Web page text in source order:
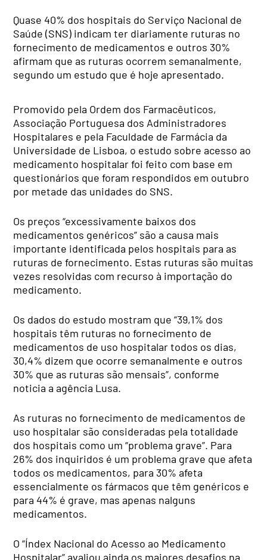
Quase 40% dos hospitais do Serviço Nacional de
Saúde (SNS) indicam ter diariamente ruturas no
fornecimento de medicamentos e outros 30%
afirmam que as ruturas ocorrem semanalmente,
segundo um estudo que é hoje apresentado.
Promovido pela Ordem dos Farmacêuticos,
Associação Portuguesa dos Administradores
Hospitalares e pela Faculdade de Farmácia da
Universidade de Lisboa, o estudo sobre acesso ao
medicamento hospitalar foi feito com base em
questionários que foram respondidos em outubro
por metade das unidades do SNS.
Os preços “excessivamente baixos dos
medicamentos genéricos” são a causa mais
importante identificada pelos hospitais para as
ruturas de fornecimento. Estas ruturas são muitas
vezes resolvidas com recurso à importação do
medicamento.
Os dados do estudo mostram que “39,1% dos
hospitais têm ruturas no fornecimento de
medicamentos de uso hospitalar todos os dias,
30,4% dizem que ocorre semanalmente e outros
30% que as ruturas são mensais”, conforme
noticia a agência Lusa.
As ruturas no fornecimento de medicamentos de
uso hospitalar são consideradas pela totalidade
dos hospitais como um “problema grave”. Para
26% dos inquiridos é um problema grave que afeta
todos os medicamentos, para 30% afeta
essencialmente os fármacos que têm genéricos e
para 44% é grave, mas apenas nalguns
medicamentos.
O “Índex Nacional do Acesso ao Medicamento
Hospitalar” avaliou ainda os maiores desafios na